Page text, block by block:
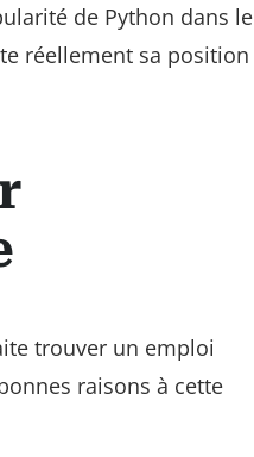
de Python dans le
réellement sa position
trouver un emploi
raisons à cette